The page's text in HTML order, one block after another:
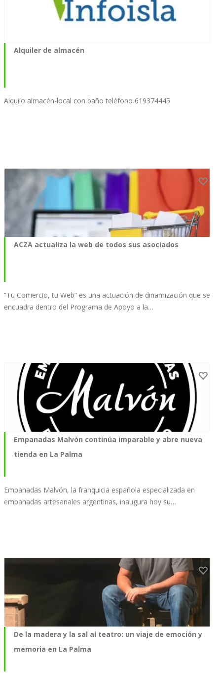
Alquiler de almacén
Alquilo almacén-local con baño teléfono 619374445
ACZA actualiza la web de todos sus asociados
“Tu Comercio, tu Web” es una actuación de dinamización que se
encuadra dentro del Programa de Apoyo a la…
Empanadas Malvón continúa imparable y abre nueva
tienda en La Palma
Empanadas Malvón, la franquicia española especializada en
empanadas artesanales argentinas, inaugura hoy su…
De la madera y la sal al teatro: un viaje de emoción y
memoria en La Palma